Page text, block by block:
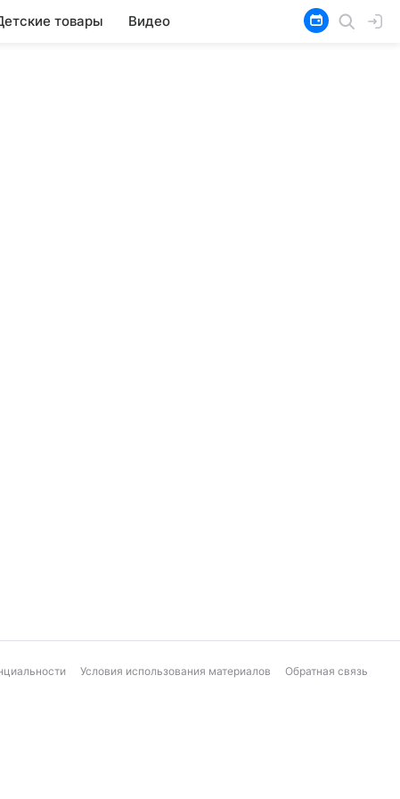
товары Видео
Условия использования материалов Обратная связь